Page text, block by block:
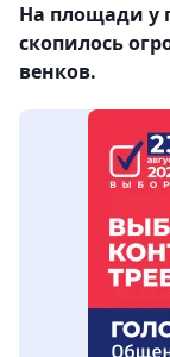
На площади у
скопилось
венков.